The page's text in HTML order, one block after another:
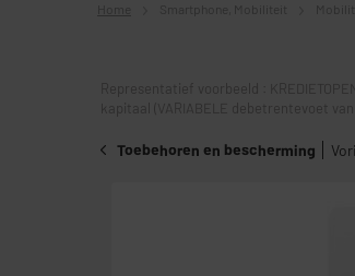
Mobiliteit
Representatief voorbeeld :
kapitaal (VARIABELE debetrentevoet van
Toebehoren en bescherming